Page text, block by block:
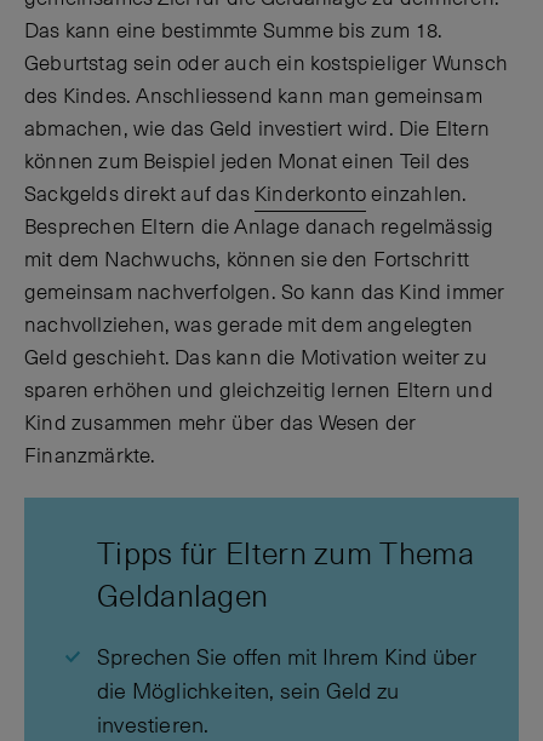
Das kann eine bestimmte Summe bis zum 18.
Geburtstag sein oder auch ein kostspieliger Wunsch
des Kindes. Anschliessend kann man gemeinsam
abmachen, wie das Geld investiert wird. Die Eltern
können zum Beispiel jeden Monat einen Teil des
Sackgelds direkt auf das Kinderkontoeinzahlen.
Besprechen Eltern die Anlage danach regelmässig
mit dem Nachwuchs, können sie den Fortschritt
gemeinsam nachverfolgen. So kann das Kind immer
nachvollziehen, was gerade mit dem angelegten
Geld geschieht. Das kann die Motivation weiter zu
sparen erhöhen und gleichzeitig lernen Eltern und
Kind zusammen mehr über das Wesen der
Finanzmärkte.
Tipps für Eltern zum Thema
Geldanlagen
Sprechen Sie offen mit Ihrem Kind über
die Möglichkeiten, sein Geld zu
investieren.